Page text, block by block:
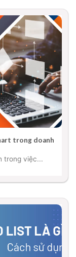
trong doanh
trong việc...